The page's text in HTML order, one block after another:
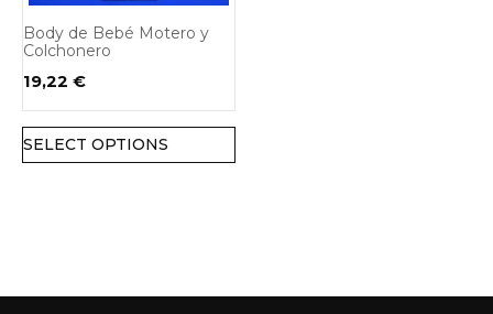
Body de Bebé Motero y
Colchonero
19,22 €
SELECT OPTIONS